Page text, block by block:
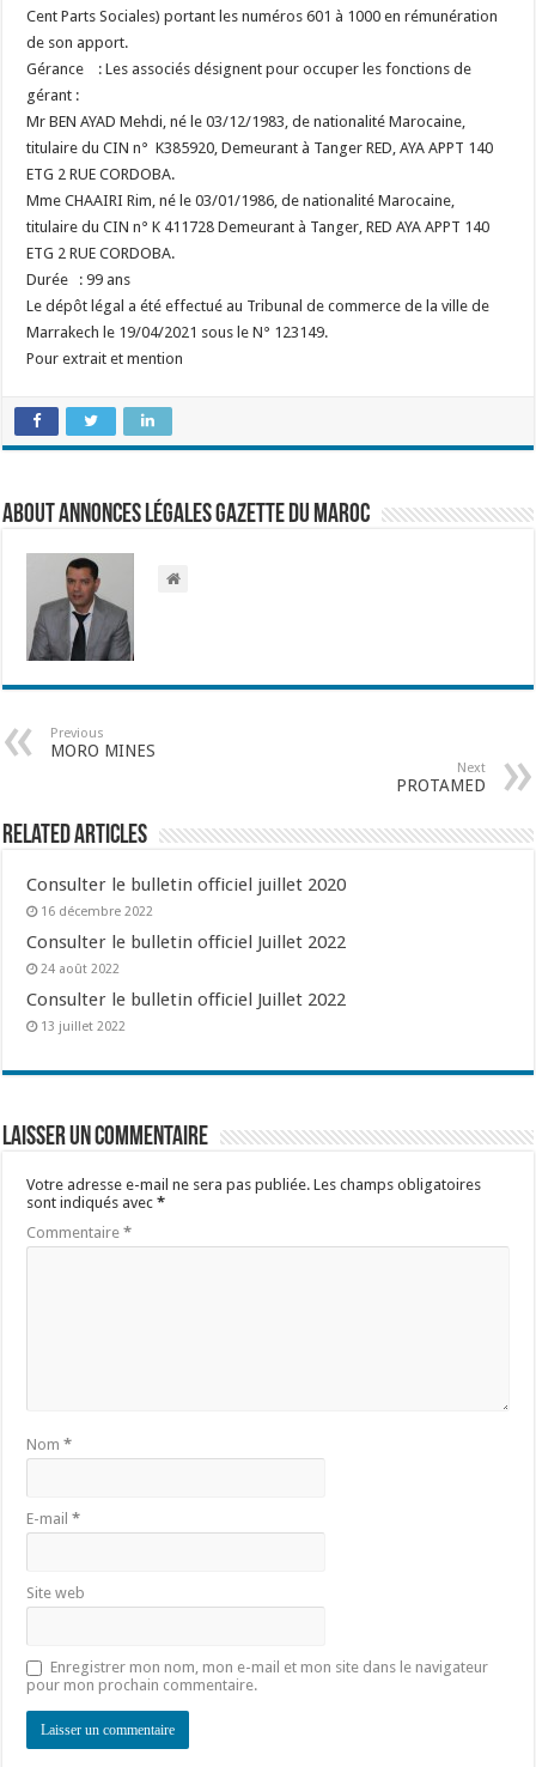
Cent Parts Sociales) portant les numéros 601 à 1000 en rémunération
de son apport.
Gérance : Les associés désignent pour occuper les fonctions de
gérant :
Mr BEN AYAD Mehdi, né le 03/12/1983, de nationalité Marocaine,
titulaire du CIN n° K385920, Demeurant à Tanger RED, AYA APPT 140
ETG 2 RUE CORDOBA.
Mme CHAAIRI Rim, né le 03/01/1986, de nationalité Marocaine,
titulaire du CIN n° K 411728 Demeurant à Tanger, RED AYA APPT 140
ETG 2 RUE CORDOBA.
Durée : 99 ans
Le dépôt légal a été effectué au Tribunal de commerce de la ville de
Marrakech le 19/04/2021 sous le N° 123149.
Pour extrait et mention
About Annonces légales Gazette du Maroc
Previous
MORO MINES
Next
PROTAMED
Related Articles
Consulter le bulletin officiel juillet 2020
16 décembre 2022
Consulter le bulletin officiel Juillet 2022
24 août 2022
Consulter le bulletin officiel Juillet 2022
13 juillet 2022
Laisser un commentaire
Votre adresse e-mail ne sera pas publiée. Les champs obligatoires
sont indiqués avec*
Commentaire*
Nom*
E-mail*
Site web
Enregistrer mon nom, mon e-mail et mon site dans le navigateur
pour mon prochain commentaire.